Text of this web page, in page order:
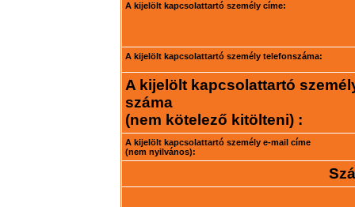
A kijelölt kapcsolattartó személy címe:
A kijelölt kapcsolattartó személy telefonszáma:
A kijelölt kapcsolattartó
száma
(nem kötelező kitölteni) :
A kijelölt kapcsolattartó személy e-mail címe
(nem nyilvános):